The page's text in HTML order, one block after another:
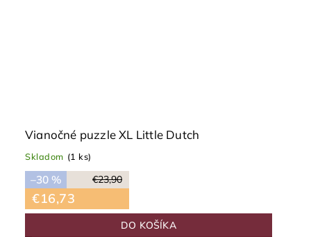
Vianočné puzzle XL Little Dutch
Skladom (1 ks)
€23,90
–30 %
€16,73
DO KOŠÍKA